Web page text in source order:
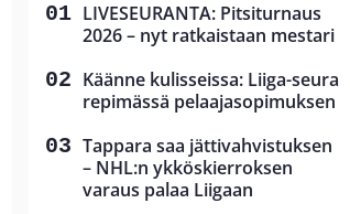
LIVESEURANTA: Pitsiturnaus
2026 – nyt ratkaistaan mestari
Käänne kulisseissa: Liiga-seura
repimässä pelaajasopimuksen
Tappara saa jättivahvistuksen
– NHL:n ykköskierroksen
varaus palaa Liigaan